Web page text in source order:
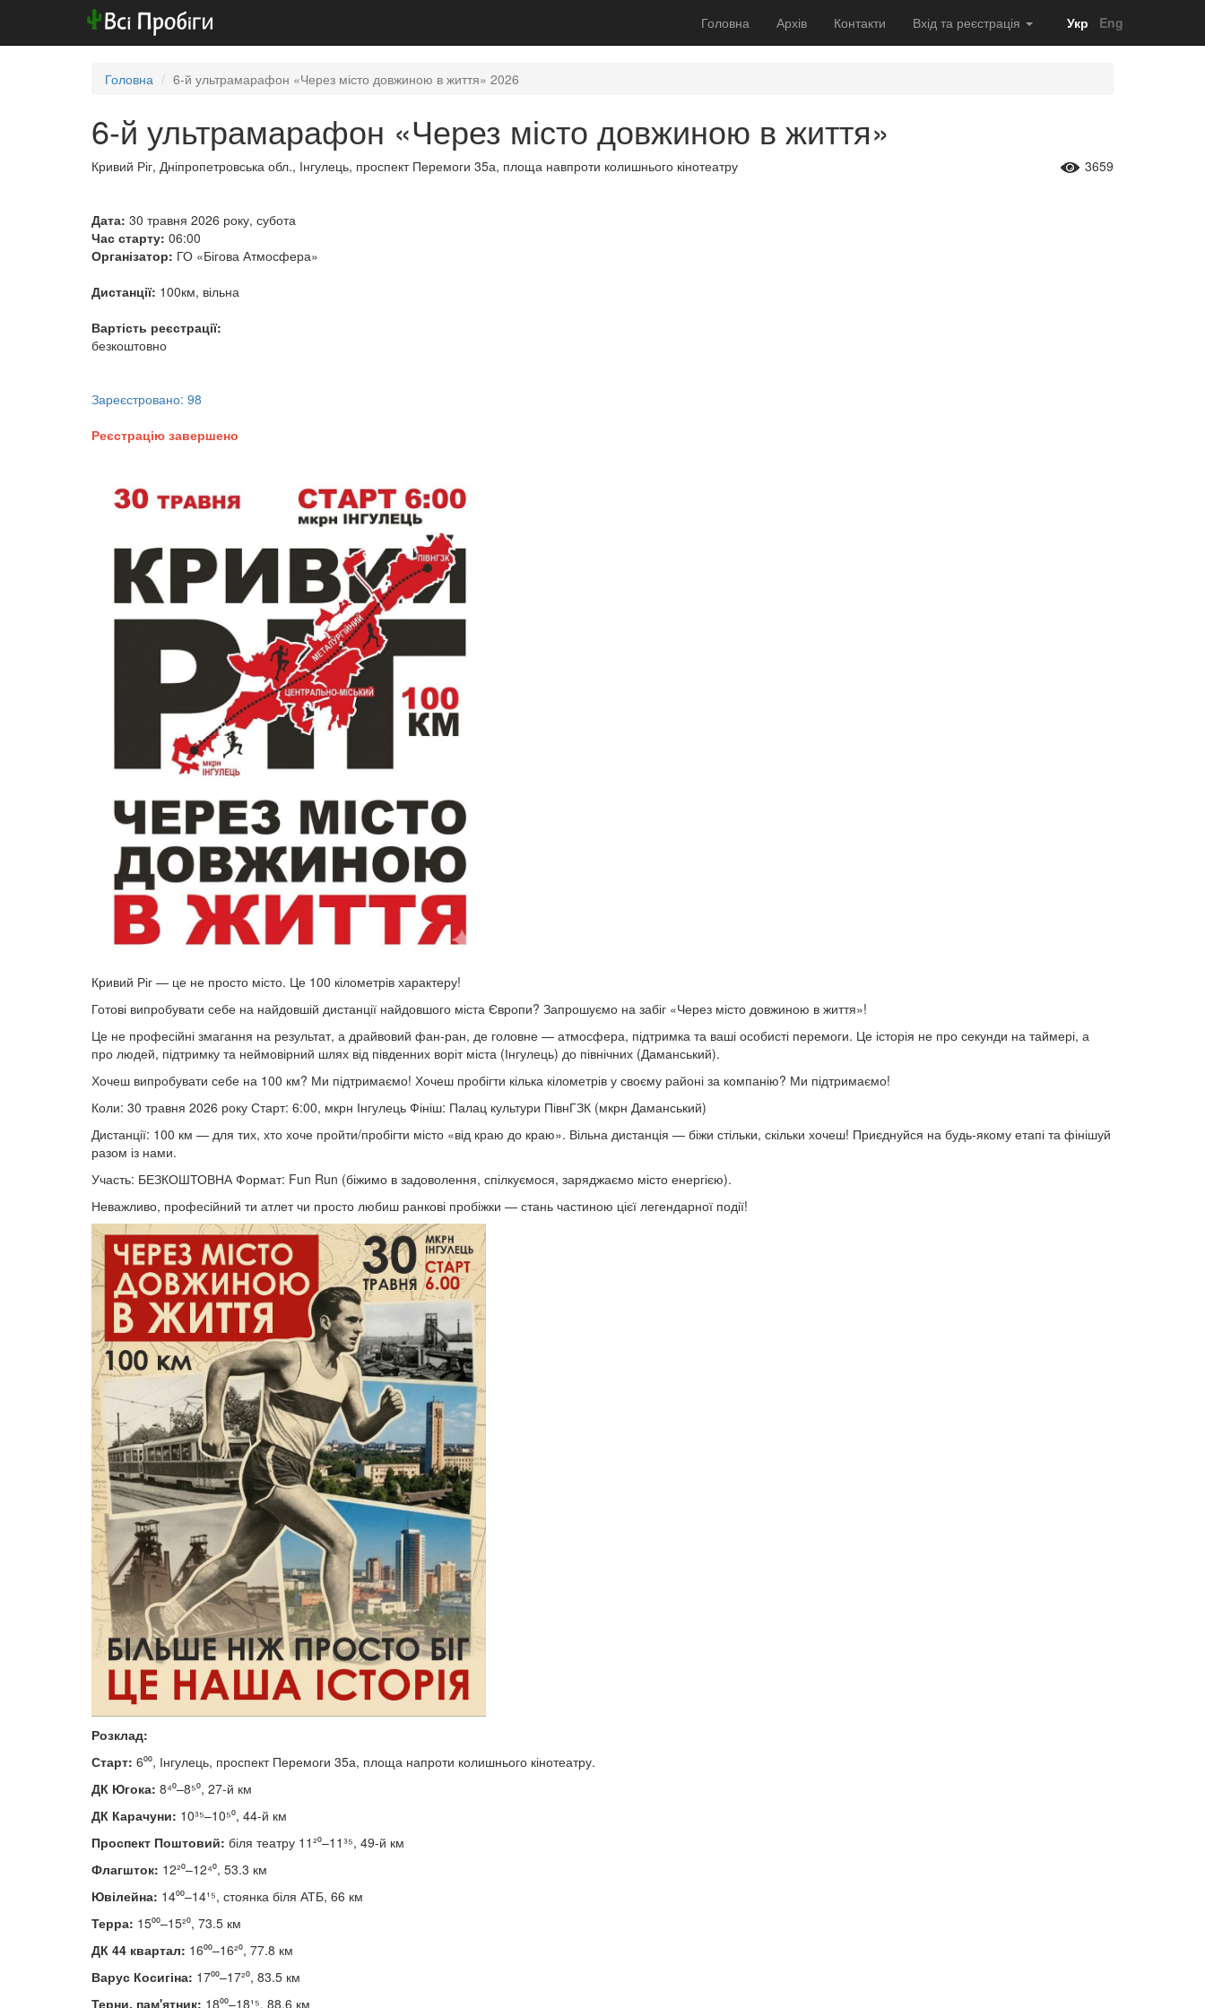
Головна Архів Контакти Вхід та реєстрація Укр Eng
Головна 6-й ультрамарафон «Через місто довжиною в життя» 2026
6-й ультрамарафон «Через місто довжиною в життя»
Кривий Ріг, Дніпропетровська обл., Інгулець, проспект Перемоги 35а, площа навпроти колишнього кінотеатру 3659
Дата: 30 травня 2026 року, субота
Час старту: 06:00
Організатор: ГО «Бігова Атмосфера»
Дистанції: 100км, вільна
Вартість реєстрації:
безкоштовно
Зареєстровано: 98
Реєстрацію завершено
Кривий Ріг — це не просто місто. Це 100 кілометрів характеру!
Готові випробувати себе на найдовшій дистанції найдовшого міста Європи? Запрошуємо на забіг «Через місто довжиною в життя»!
Це не професійні змагання на результат, а драйвовий фан-ран, де головне — атмосфера, підтримка та ваші особисті перемоги. Це історія не про секунди на таймері, а
про людей, підтримку та неймовірний шлях від південних воріт міста (Інгулець) до північних (Даманський).
Хочеш випробувати себе на 100 км? Ми підтримаємо! Хочеш пробігти кілька кілометрів у своєму районі за компанію? Ми підтримаємо!
Коли: 30 травня 2026 року Старт: 6:00, мкрн Інгулець Фініш: Палац культури ПівнГЗК (мкрн Даманський)
Дистанції: 100 км — для тих, хто хоче пройти/пробігти місто «від краю до краю». Вільна дистанція — біжи стільки, скільки хочеш! Приєднуйся на будь-якому етапі та фінішуй
разом із нами.
Участь: БЕЗКОШТОВНА Формат: Fun Run (біжимо в задоволення, спілкуємося, заряджаємо місто енергією).
Неважливо, професійний ти атлет чи просто любиш ранкові пробіжки — стань частиною цієї легендарної події!
Розклад:
Старт: 6⁰⁰, Інгулець, проспект Перемоги 35а, площа напроти колишнього кінотеатру.
ДК Югока: 8⁴⁰–8⁵⁰, 27-й км
ДК Карачуни: 10³⁵–10⁵⁰, 44-й км
Проспект Поштовий: біля театру 11²⁰–11³⁵, 49-й км
Флагшток: 12²⁰–12⁴⁰, 53.3 км
Ювілейна: 14⁰⁰–14¹⁵, стоянка біля АТБ, 66 км
Терра: 15⁰⁰–15²⁰, 73.5 км
ДК 44 квартал: 16⁰⁰–16²⁰, 77.8 км
Варус Косигіна: 17⁰⁰–17²⁰, 83.5 км
Терни, пам'ятник: 18⁰⁰–18¹⁵, 88.6 км